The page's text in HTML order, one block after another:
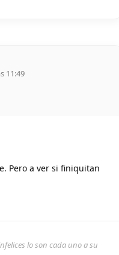
11:49
Pero a ver si finiquitan
lo son cada uno a su